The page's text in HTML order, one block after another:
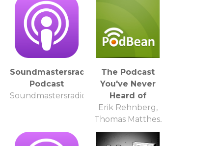
Soundmastersradiopodcast's
Podcast
Soundmastersradiopodcast
The Podcast
You've Never
Heard of
Erik Rehnberg,
Thomas Matthes,
and Micah Osler